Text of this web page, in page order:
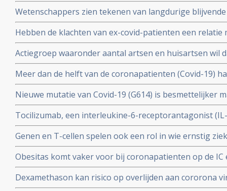
Wetenschappers zien tekenen van langdurige
coronavirus - Covid-19, zelfs na milde infecties. Blijkt
Hebben de klachten van ex-covid-patienten een relatie
vermoeidheidssyndroom? Er zijn wel heel veel
wetenschappers
Actiegroep waaronder aantal artsen en huisartsen wil
mogelijkheid moet krijgen om de huisarts te vragen
standaard aanpak voor covid-19 zoals die nu geldt.
Meer dan de helft van de coronapatienten (Covid-19)
hoest (84%), koorts (80%), spierpijn (63%), koude
hoofdpijn (59%), en kortademigheid (57%)
Nieuwe mutatie van Covid-19 (G614) is besmettelijker
verklaart hoge aantal besmettingen in USA. En
D614 van het Covid-19 virus over zodra deze kruisen.
Tocilizumab, een interleukine-6-receptorantagonist
verbetert overleving, minder mechanische beademing
klachten van patienten met het cytokine-release-
COVID-19
Genen en T-cellen spelen ook een rol in wie ernstig
minder ziek blijkt uit verschillende nieuwe studies
Obesitas komt vaker voor bij coronapatienten op de
met de algehele bevolking in Frankrijk. Ook elders is
te krijgen
Dexamethason kan risico op overlijden aan cororona
wanneer patienten eenmaal aan de beademing liggen.